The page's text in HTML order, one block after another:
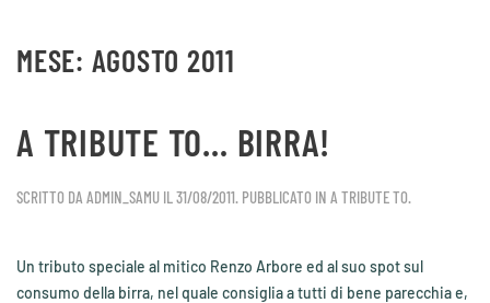
Skip to main content
MESE: AGOSTO 2011
A TRIBUTE TO… BIRRA!
SCRITTO DA ADMIN_SAMU IL31/08/2011. PUBBLICATO IN A TRIBUTE TO.
Un tributo speciale al mitico Renzo Arbore ed al suo spot sul
consumo della birra, nel quale consiglia a tutti di bene parecchia e,